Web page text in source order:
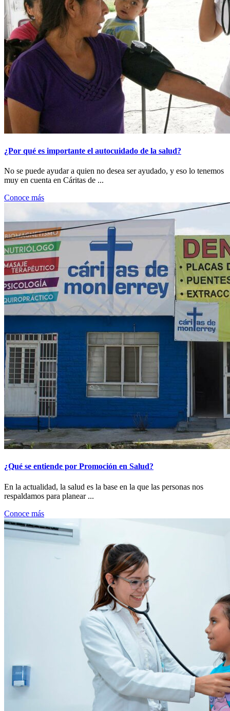
¿Por qué es importante el autocuidado de la salud?
No se puede ayudar a quien no desea ser ayudado, y eso lo tenemos
muy en cuenta en Cáritas de ...
Conoce más
¿Qué se entiende por Promoción en Salud?
En la actualidad, la salud es la base en la que las personas nos
respaldamos para planear ...
Conoce más